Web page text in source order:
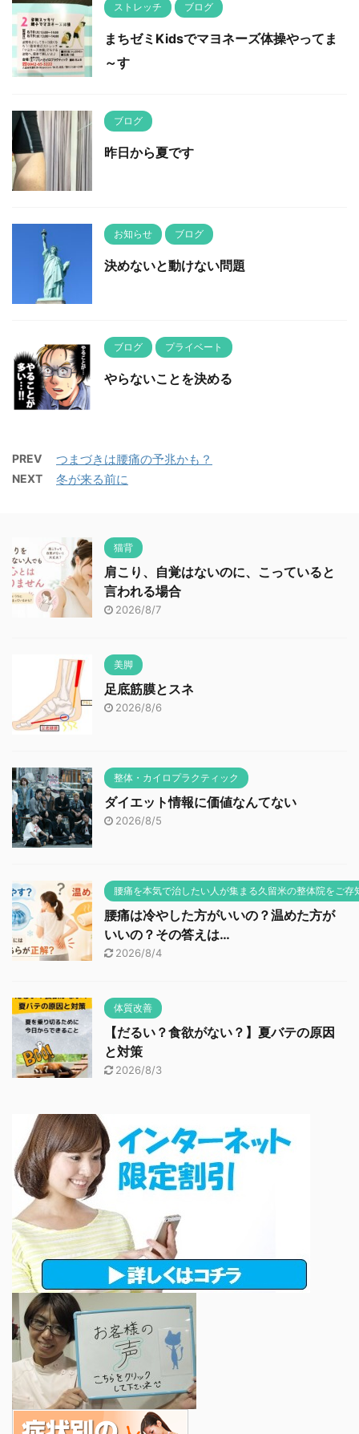
ストレッチ ブログ
まちゼミKidsでマヨネーズ体操やってま
～す
ブログ
昨日から夏です
お知らせ ブログ
決めないと動けない問題
ブログ プライベート
やらないことを決める
PREV つまづきは腰痛の予兆かも？
NEXT 冬が来る前に
猫背
肩こり、自覚はないのに、こっていると
言われる場合
2026/8/7
美脚
足底筋膜とスネ
2026/8/6
整体・カイロプラクティック
ダイエット情報に価値なんてない
2026/8/5
腰痛を本気で治したい人が集まる久留米の整体院をご存
腰痛は冷やした方がいいの？温めた方が
いいの？その答えは…
2026/8/4
体質改善
【だるい？食欲がない？】夏バテの原因
と対策
2026/8/3